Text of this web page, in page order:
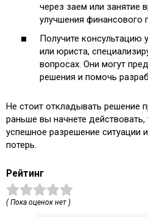
через заем или занятие
улучшения финансового
Получите консультацию
или юриста,
вопросах. Они могут
решения и помочь
Не стоит откладывать решение
раньше вы начнете
успешное разрешение
потерь.
Рейтинг
( Пока оценок нет )